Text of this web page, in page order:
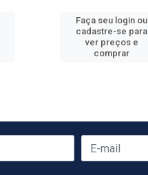
Faça seu login ou
cadastre-se para
ver preços e
comprar